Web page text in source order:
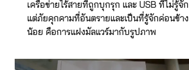
เครือข่ายไร้สายที่ถูกบุกรุก และ USB ที่ไม่รู้จัก
แต่ภัยคุกคามที่อันตรายและเป็นที่รู้จักค่อนข้าง
น้อย คือการแฝงมัลแวร์มากับรูปภาพ